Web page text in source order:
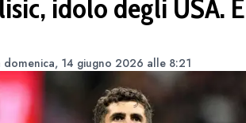
idolo degli USA.
domenica, 14 giugno 2026 alle 8:21